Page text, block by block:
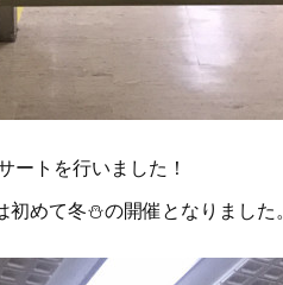
ートを行いました！
めて冬⛄️の開催となりました。